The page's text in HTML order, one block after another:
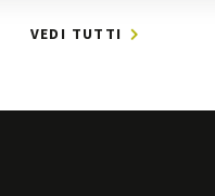
VEDI TUTTI